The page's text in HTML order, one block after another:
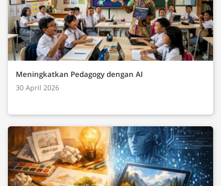
Meningkatkan Pedagogy dengan AI
30 April 2026